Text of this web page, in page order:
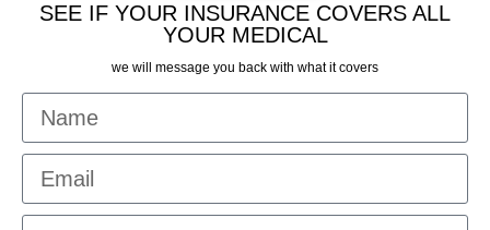
SEE IF YOUR INSURANCE COVERS ALL
YOUR MEDICAL
we will message you back with what it covers